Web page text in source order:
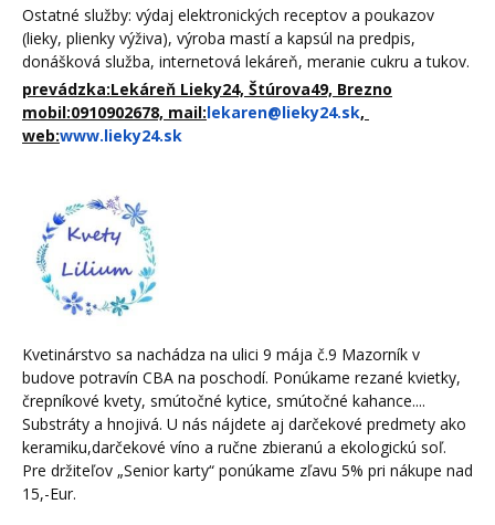
Ostatné služby: výdaj elektronických receptov a poukazov
(lieky, plienky výživa), výroba mastí a kapsúl na predpis,
donášková služba, internetová lekáreň, meranie cukru a tukov.
prevádzka:Lekáreň Lieky24, Štúrova49, Brezno
mobil:0910902678, mail:lekaren@lieky24.sk,
web:www.lieky24.sk
Kvetinárstvo sa nachádza na ulici 9 mája č.9 Mazorník v
budove potravín CBA na poschodí. Ponúkame rezané kvietky,
črepníkové kvety, smútočné kytice, smútočné kahance....
Substráty a hnojivá. U nás nájdete aj darčekové predmety ako
keramiku,darčekové víno a ručne zbieranú a ekologickú soľ.
Pre držiteľov „Senior karty“ ponúkame zľavu 5% pri nákupe nad
15,-Eur.